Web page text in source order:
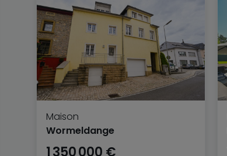
Maison
Wormeldange
1 350 000 €